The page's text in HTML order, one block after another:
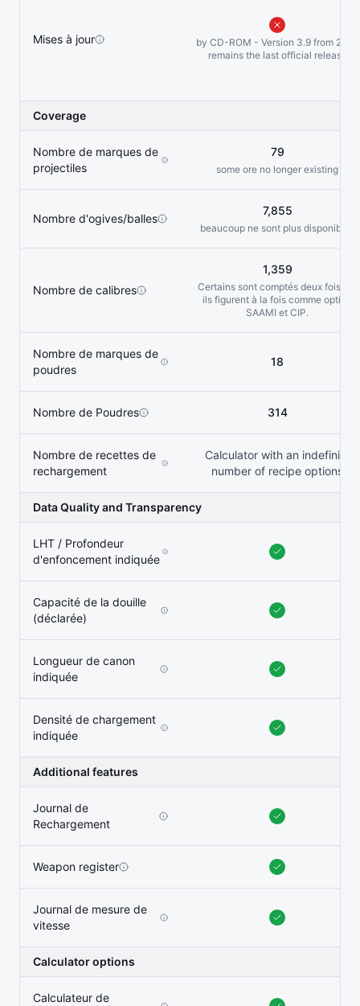
Mises à jour
by CD-ROM - Version 3.9 from 2021
remains the last official release
Coverage
Nombre de marques de
projectiles
79
some ore no longer existing
Nombre d'ogives/balles
7,855
beaucoup ne sont plus disponibles
Nombre de calibres
1,359
Certains sont comptés deux fois car
ils figurent à la fois comme option
SAAMI et CIP.
Nombre de marques de
poudres
18
Nombre de Poudres 314
Nombre de recettes de
rechargement
Calculator with an indefinite
number of recipe options
Data Quality and Transparency
LHT / Profondeur
d'enfoncement indiquée
Capacité de la douille
(déclarée)
Longueur de canon
indiquée
Densité de chargement
indiquée
Additional features
Journal de
Rechargement
Weapon register
Journal de mesure de
vitesse
Calculator options
Calculateur de